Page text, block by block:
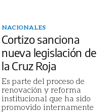
NACIONALES
Cortizo sanciona
nueva legislación de
la Cruz Roja
Es parte del proceso de
renovación y reforma
institucional que ha sido
promovido internamente